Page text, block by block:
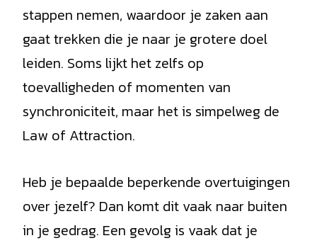
stappen nemen, waardoor je zaken aan
gaat trekken die je naar je grotere doel
leiden. Soms lijkt het zelfs op
toevalligheden of momenten van
synchroniciteit, maar het is simpelweg de
Law of Attraction.
Heb je bepaalde beperkende overtuigingen
over jezelf? Dan komt dit vaak naar buiten
in je gedrag. Een gevolg is vaak dat je